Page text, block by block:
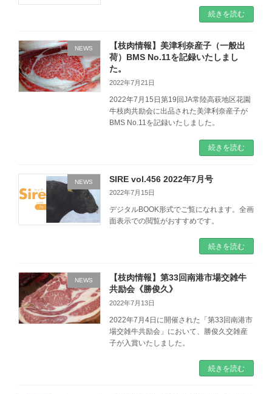
続きを読む
NEWS
【枝肉情報】美津利奈産子（一般出
荷）BMS No.11を記録いたしまし
た。
2022年7月21日
2022年7月15日第19回JA常陸高萩地区花園
牛枝肉共励会に出品された美津利奈産子が
BMS No.11を記録いたしました。
続きを読む
NEWS SIRE vol.456 2022年7月号
2022年7月15日
デジタルBOOK形式でご覧になれます。全画
面表示での閲覧がおすすめです。
続きを読む
NEWS
【枝肉情報】第33回南港市場交雑牛
共励会《勝俊久》
2022年7月13日
2022年7月4日に開催された「第33回南港市
場交雑牛共励会」において、勝俊久交雑産
子が入賞いたしました。
続きを読む